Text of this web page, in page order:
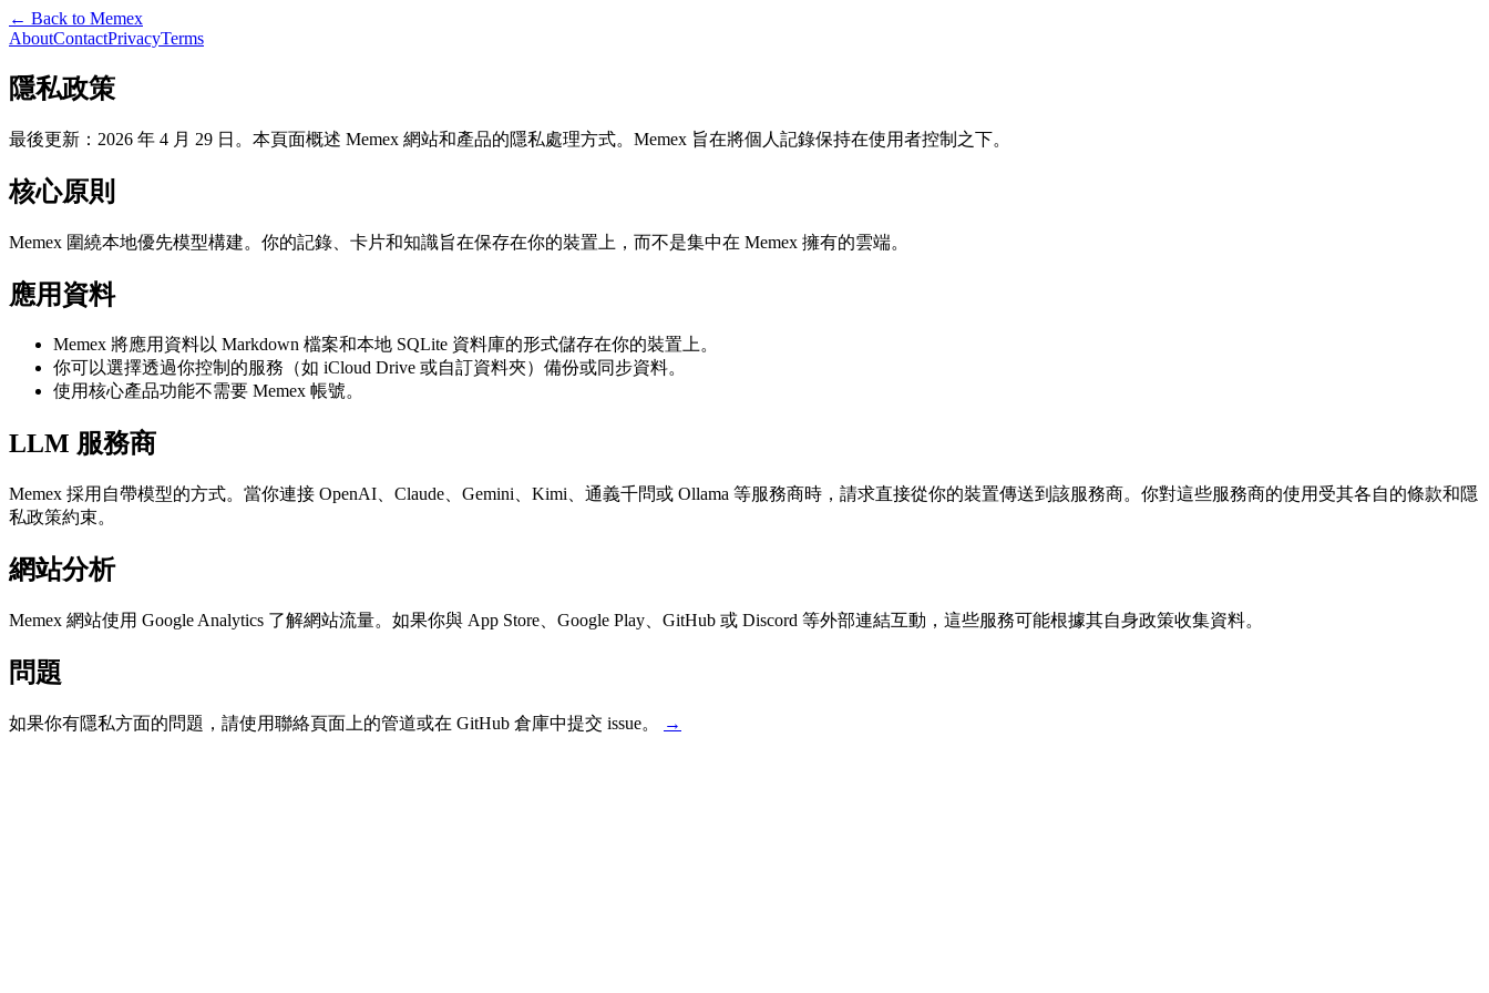
← Back to Memex
AboutContactPrivacyTerms
隱私政策
最後更新：2026 年 4 月 29 日。本頁面概述 Memex 網站和產品的隱私處理方式。Memex 旨在將個人記錄保持在使用者控制之下。
核心原則
Memex 圍繞本地優先模型構建。你的記錄、卡片和知識旨在保存在你的裝置上，而不是集中在 Memex 擁有的雲端。
應用資料
Memex 將應用資料以 Markdown 檔案和本地 SQLite 資料庫的形式儲存在你的裝置上。
你可以選擇透過你控制的服務（如 iCloud Drive 或自訂資料夾）備份或同步資料。
使用核心產品功能不需要 Memex 帳號。
LLM 服務商
Memex 採用自帶模型的方式。當你連接 OpenAI、Claude、Gemini、Kimi、通義千問或 Ollama 等服務商時，請求直接從你的裝置傳送到該服務商。你對這些服務商的使用受其各自的條款和隱
私政策約束。
網站分析
Memex 網站使用 Google Analytics 了解網站流量。如果你與 App Store、Google Play、GitHub 或 Discord 等外部連結互動，這些服務可能根據其自身政策收集資料。
問題
如果你有隱私方面的問題，請使用聯絡頁面上的管道或在 GitHub 倉庫中提交 issue。 →